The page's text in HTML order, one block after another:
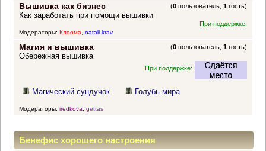
Вышивка как бизнес (0 пользователь,1 гость)
Как заработать при помощи вышивки
При поддержке:
Модераторы: Клеома, natali-krav
Магия и вышивка (0 пользователь,1 гость)
Обережная вышивка
При поддержке:
Магический сундучок Голубь мира
Модераторы: iredkova gettas
Бенефис хорошего настроения